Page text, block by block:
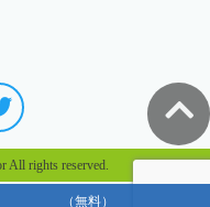
All rights reserved.
（無料）